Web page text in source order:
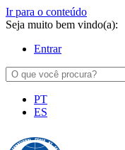
Ir para o conteúdo
Seja muito bem vindo(a):
Entrar
PT
ES